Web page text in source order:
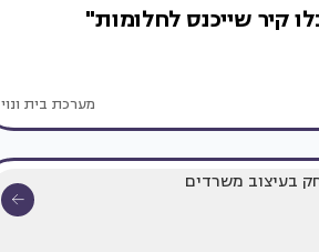
קיר שייכנס לחלומות"
מערכת בית ונוי